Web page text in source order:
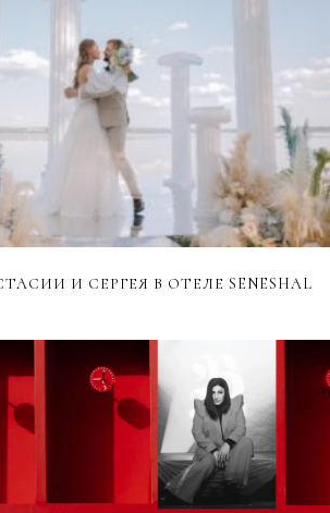
И СЕРГЕЯ В ОТЕЛЕ SENESHAL